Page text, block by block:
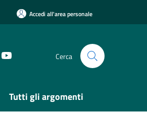
Accedi all'area personale
Cerca
Tutti gli argomenti